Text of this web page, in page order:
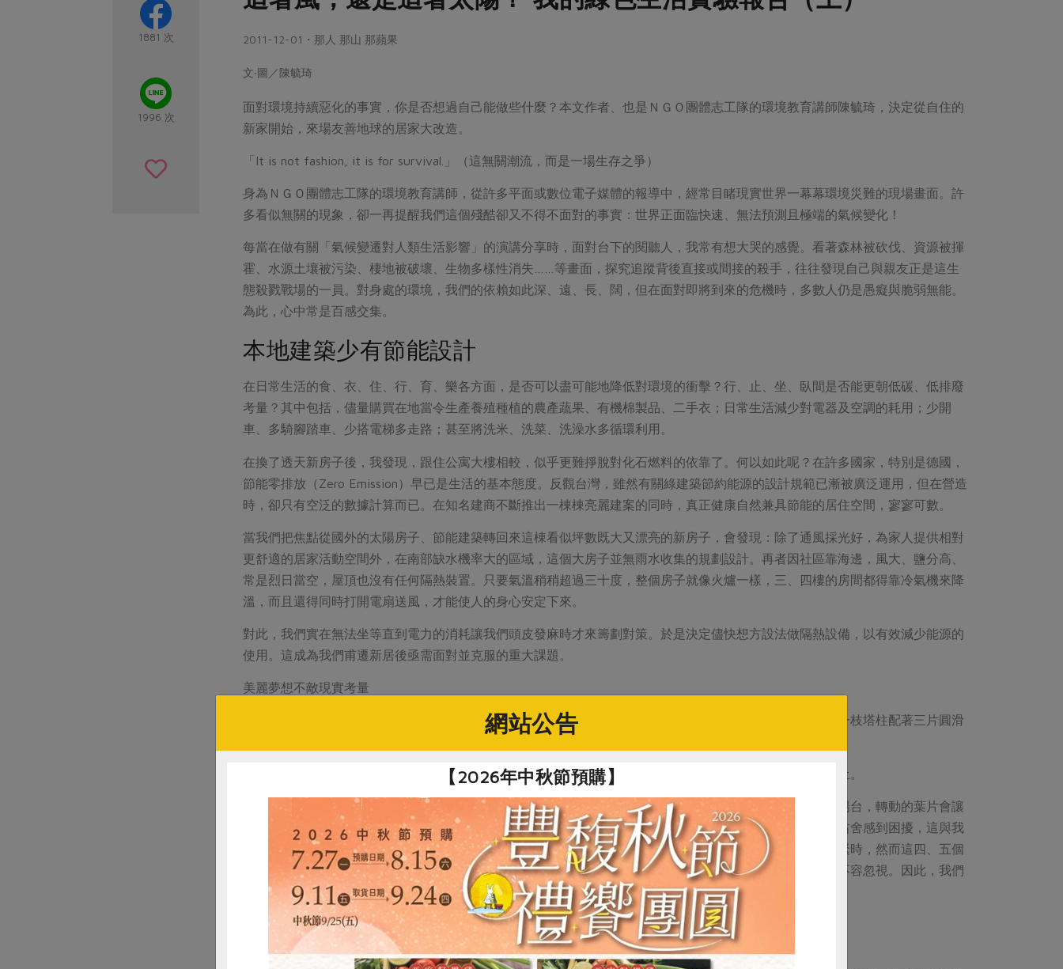
1881 次
1996 次
2011-12-01・那人 那山 那蘋果
文‧圖／陳毓琦
面對環境持續惡化的事實，你是否想過自己能做些什麼？本文作者、也是ＮＧＯ團體志工隊的環境教育講師陳毓琦，決定從自住的
新家開始，來場友善地球的居家大改造。
「It is not fashion, it is for survival.」（這無關潮流，而是一場生存之爭）
身為ＮＧＯ團體志工隊的環境教育講師，從許多平面或數位電子媒體的報導中，經常目睹現實世界一幕幕環境災難的現場畫面。許
多看似無關的現象，卻一再提醒我們這個殘酷卻又不得不面對的事實：世界正面臨快速、無法預測且極端的氣候變化！
每當在做有關「氣候變遷對人類生活影響」的演講分享時，面對台下的閱聽人，我常有想大哭的感覺。看著森林被砍伐、資源被揮
霍、水源土壤被污染、棲地被破壞、生物多樣性消失……等畫面，探究追蹤背後直接或間接的殺手，往往發現自己與親友正是這生
態殺戮戰場的一員。對身處的環境，我們的依賴如此深、遠、長、闊，但在面對即將到來的危機時，多數人仍是愚癡與脆弱無能。
為此，心中常是百感交集。
本地建築少有節能設計
在日常生活的食、衣、住、行、育、樂各方面，是否可以盡可能地降低對環境的衝擊？行、止、坐、臥間是否能更朝低碳、低排廢
考量？其中包括，儘量購買在地當令生產養殖種植的農產蔬果、有機棉製品、二手衣；日常生活減少對電器及空調的耗用；少開
車、多騎腳踏車、少搭電梯多走路；甚至將洗米、洗菜、洗澡水多循環利用。
在換了透天新房子後，我發現，跟住公寓大樓相較，似乎更難掙脫對化石燃料的依靠了。何以如此呢？在許多國家，特別是德國，
節能零排放（Zero Emission）早已是生活的基本態度。反觀台灣，雖然有關綠建築節約能源的設計規範已漸被廣泛運用，但在營造
時，卻只有空泛的數據計算而已。在知名建商不斷推出一棟棟亮麗建案的同時，真正健康自然兼具節能的居住空間，寥寥可數。
當我們把焦點從國外的太陽房子、節能建築轉回來這棟看似坪數既大又漂亮的新房子，會發現：除了通風採光好，為家人提供相對
更舒適的居家活動空間外，在南部缺水機率大的區域，這個大房子並無雨水收集的規劃設計。再者因社區靠海邊，風大、鹽分高、
常是烈日當空，屋頂也沒有任何隔熱裝置。只要氣溫稍稍超過三十度，整個房子就像火爐一樣，三、四樓的房間都得靠冷氣機來降
溫，而且還得同時打開電扇送風，才能使人的身心安定下來。
對此，我們實在無法坐等直到電力的消耗讓我們頭皮發麻時才來籌劃對策。於是決定儘快想方設法做隔熱設備，以有效減少能源的
使用。這成為我們甫遷新居後亟需面對並克服的重大課題。
美麗夢想不敵現實考量
在尋找符合我們需求的再生能源時，最先想到的是風能與太陽能。我們甚至一度天真地以為，五樓屋頂裝上一枝塔柱配著三片圓滑
隨著我們上網搜尋風能的資料及頂樓裝置的配套條件時，才發現，我們夫妻倆還真是一對「涉世不深」的老土。
首先，風力發電機的體積甚大，即使是較小的垂直式風力發電，直徑及高度都有二、三公尺，佔了整個頂樓陽台，轉動的葉片會讓
人有點受威脅的感覺。其次，就算是裝設類似國道清水休息站那種水平式的機組，發電機的聲音也會令左鄰右舍感到困擾，這與我
們「永續地球兼友善環境」的出發點有極大落差。最後，我們的家位處南台灣，酷熱夏季正是電力供應最吃緊時，然而這四、五個
月風力是非常不穩定的；當冬季風力穩定時，用電需求卻沒有那麼高，且又正逢候鳥遷徙時期，鳥擊問題也不容忽視。因此，我們
美麗而浪漫的「追風計畫」只好在諸多不宜的情況下就此打住。
之後，我們很自然地轉向裝設太陽能光電版的「逐日計畫」來考量。……未完，下期待續
（作者：南社社員）
網站公告
【2026年中秋節預購】